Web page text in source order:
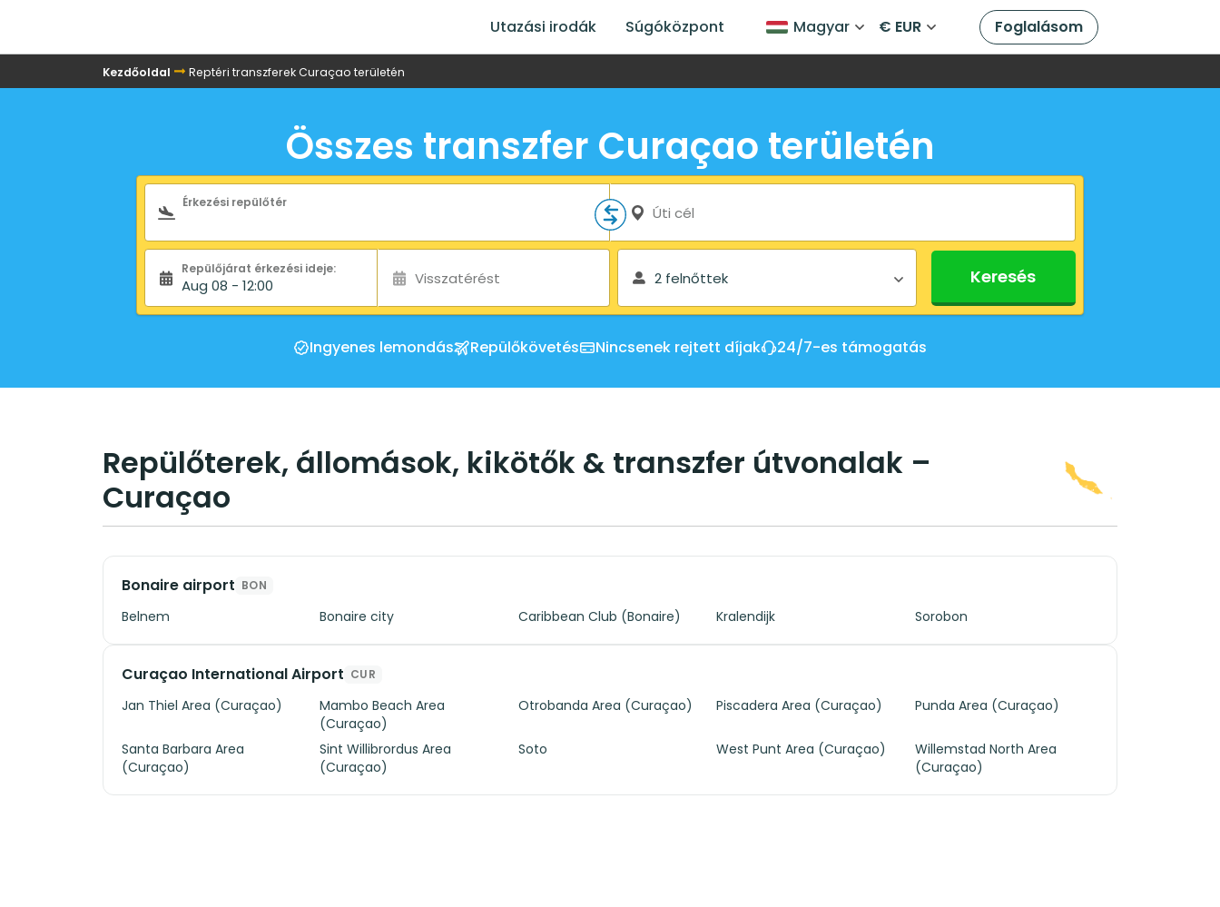
Utazási irodák Súgóközpont Magyar € EUR Foglalásom
Kezdőoldal Reptéri transzferek Curaçao területén
Összes transzfer Curaçao területén
Keresőűrlap
Érkezési repülőtér
Úti cél
Repülőjárat érkezési ideje:
Aug 08 - 12:00 Visszatérést 2 felnőttek Keresés
Ingyenes lemondás Repülőkövetés Nincsenek rejtett díjak 24/7-es támogatás
Repülőterek, állomások, kikötők & transzfer útvonalak –
Curaçao
Bonaire airport BON
Belnem Bonaire city Caribbean Club (Bonaire) Kralendijk Sorobon
Curaçao International Airport CUR
Jan Thiel Area (Curaçao)
Mambo Beach Area
(Curaçao)
Otrobanda Area (Curaçao) Piscadera Area (Curaçao) Punda Area (Curaçao)
Santa Barbara Area
(Curaçao)
Sint Willibrordus Area
(Curaçao)
Soto West Punt Area (Curaçao)
Willemstad North Area
(Curaçao)